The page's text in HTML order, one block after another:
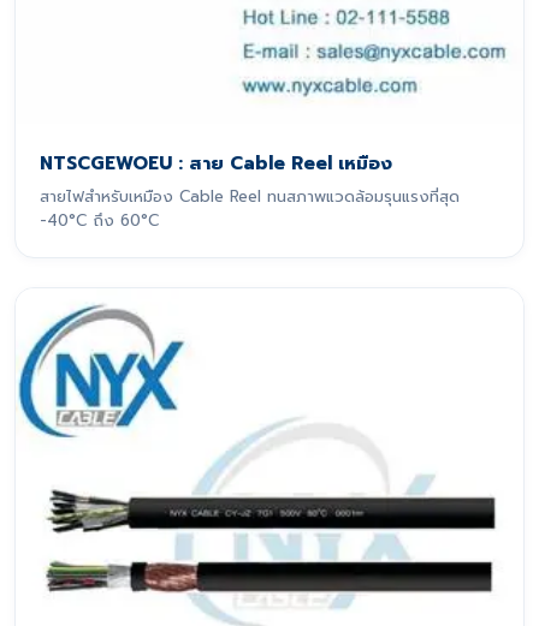
NTSCGEWOEU : สาย Cable Reel เหมือง
สายไฟสำหรับเหมือง Cable Reel ทนสภาพแวดล้อมรุนแรงที่สุด
-40°C ถึง 60°C